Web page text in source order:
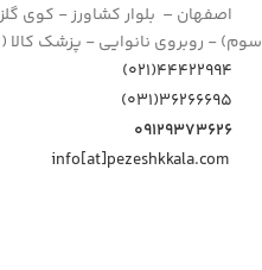
سوم) - روبروی نانوایی - پزشک کالا
44422994(021)
۳۶۲۶۶۶۹۵(۰۳۱)
۰۹۱۲۹۳۷۳۶۲۶
info[at]pezeshkkala.com